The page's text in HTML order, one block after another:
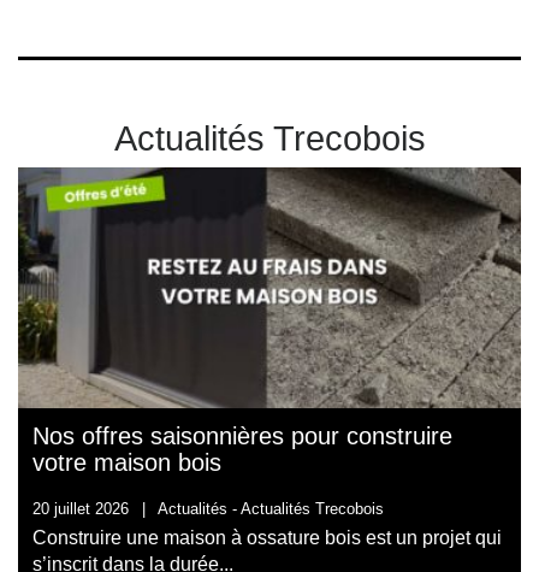
Actualités Trecobois
Nos offres saisonnières pour construire
votre maison bois
20 juillet 2026 | Actualités - Actualités Trecobois
Construire une maison à ossature bois est un projet qui
s’inscrit dans la durée...